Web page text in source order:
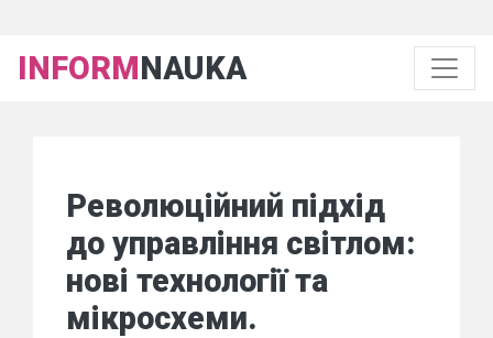
INFORMNAUKA
Революційний підхід
до управління світлом:
нові технології та
мікросхеми.